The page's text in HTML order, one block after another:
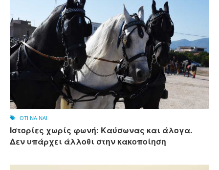
OTI NA NAI
Ιστορίες χωρίς φωνή: Καύσωνας και άλογα.
Δεν υπάρχει άλλοθι στην κακοποίηση